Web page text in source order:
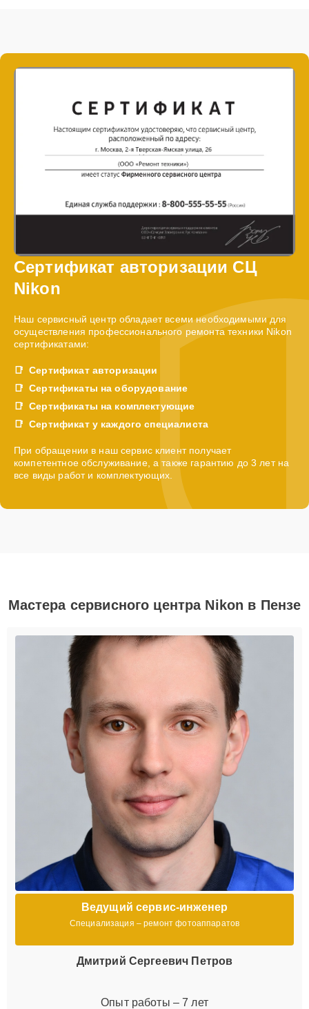
Сертификат авторизации СЦ
Nikon
Наш сервисный центр обладает всеми необходимыми для
осуществления профессионального ремонта техники Nikon
сертификатами:
Сертификат авторизации
Сертификаты на оборудование
Сертификаты на комплектующие
Сертификат у каждого специалиста
При обращении в наш сервис клиент получает
компетентное обслуживание, а также гарантию до 3 лет на
все виды работ и комплектующих.
Мастера сервисного центра Nikon в Пензе
Ведущий сервис-инженер
Специализация – ремонт фотоаппаратов
Дмитрий Сергеевич Петров
Опыт работы – 7 лет